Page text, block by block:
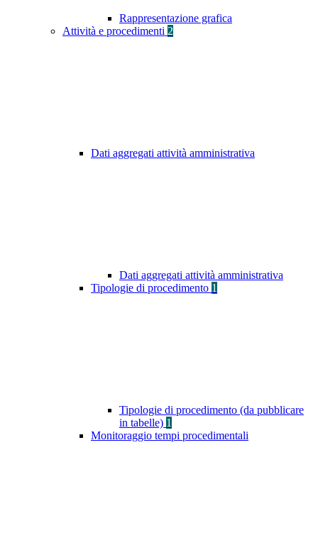
Rappresentazione grafica
Attività e procedimenti 2
Dati aggregati attività amministrativa
Dati aggregati attività amministrativa
Tipologie di procedimento 1
Tipologie di procedimento (da pubblicare
in tabelle) 1
Monitoraggio tempi procedimentali